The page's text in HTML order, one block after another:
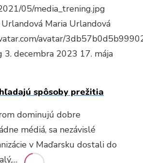
05/media_trening.jpg
Maria Urlandová
avatar/
3. decembra 2023 17. mája
spôsoby prežitia
dominujú dobre
médiá, sa nezávislé
v Maďarsku dostali do